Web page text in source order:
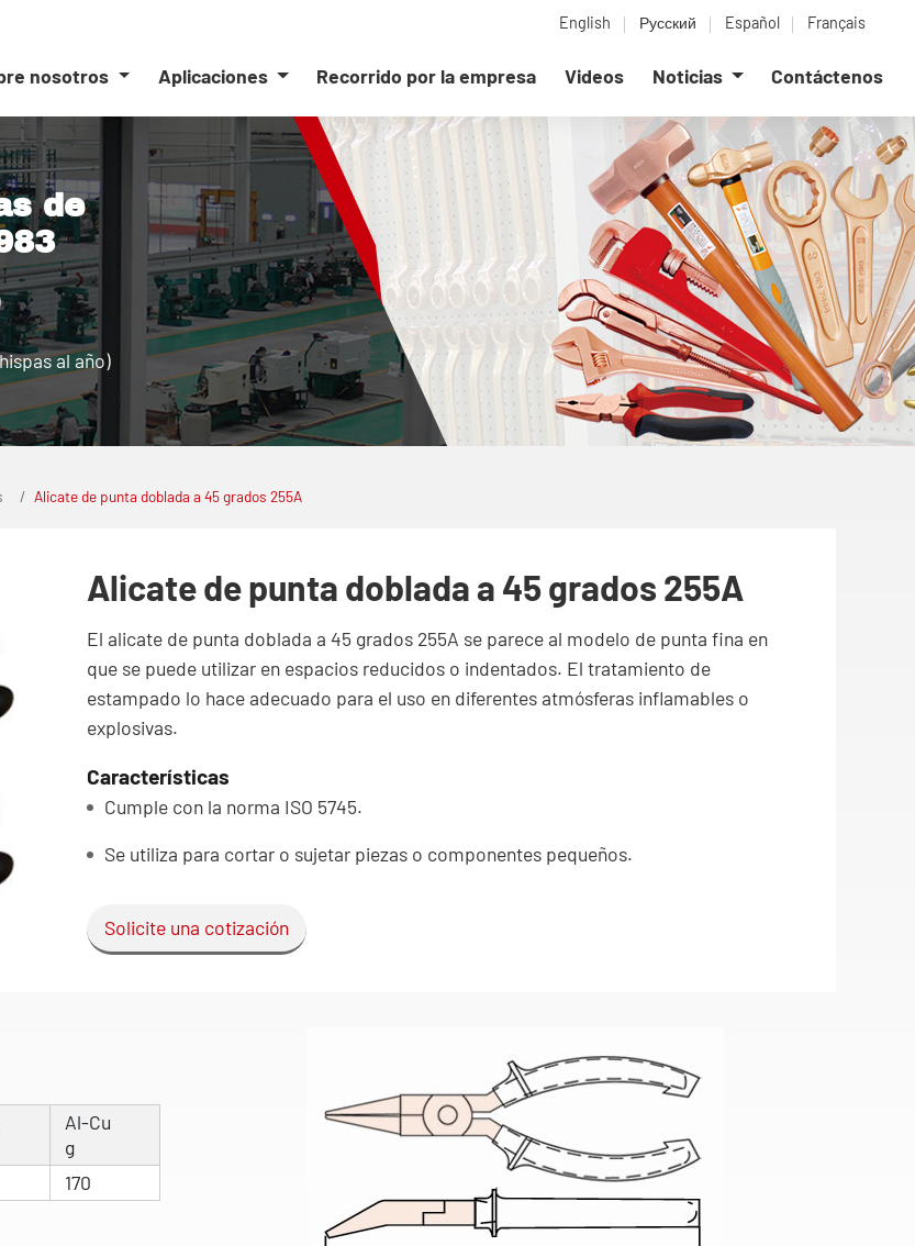
English Русский Español Français
nosotros Aplicaciones Recorrido por la empresa Videos Noticias Contáctenos
de
al año)
Alicate de punta doblada a 45 grados 255A
Alicate de punta doblada a 45 grados 255A
El alicate de punta doblada a 45 grados 255A se parece al modelo de punta fina en
que se puede utilizar en espacios reducidos o indentados. El tratamiento de
estampado lo hace adecuado para el uso en diferentes atmósferas inflamables o
explosivas.
Características
Cumple con la norma ISO 5745.
Se utiliza para cortar o sujetar piezas o componentes pequeños.
Solicite una cotización
Al-Cu
g
170